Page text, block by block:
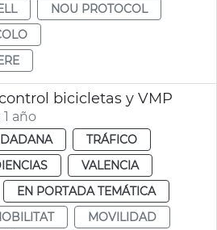
NOU PROTOCOL
bicicletas y VMP
año
TRÁFICO
VALENCIA
EN PORTADA TEMÁTICA
MOVILIDAD